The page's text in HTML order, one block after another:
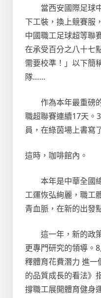
當西安國際足球
下工裝，換上競賽服
中國職工足球超等聯
在承受百分之八十七
需要校準！」以下簡
隊……
作為本年最重磅
職超聯賽連續17天。
員，在綠茵場上書寫
這時，咖啡館內。
本年是中華全國
工運恢弘絢麗，職工
青血脈，在新的出發
這一年，新的政
更專門研究的領導。
釋體育花費潛力 進一
的品質成長的看法》
撐職工展開體育健身